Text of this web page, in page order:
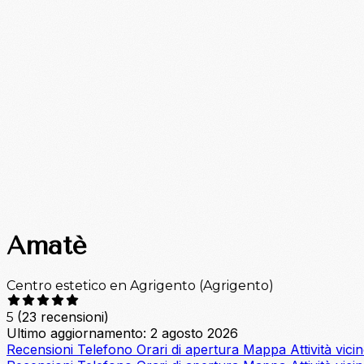
Amatè
Centro estetico en Agrigento (Agrigento)
5 (23 recensioni)
Ultimo aggiornamento: 2 agosto 2026
Recensioni Telefono Orari di apertura Mappa Attività